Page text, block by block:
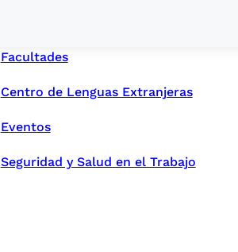
Facultades
Centro de Lenguas Extranjeras
Eventos
Seguridad y Salud en el Trabajo